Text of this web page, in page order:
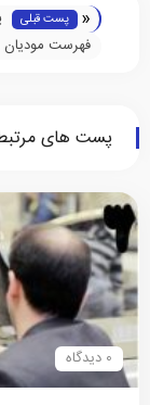
« پست قبلی
فهرست مودیان
پست های
0 دیدگاه